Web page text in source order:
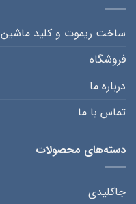
ساخت ریموت و کلید ماشین
فروشگاه
درباره ما
تماس با ما
دسته‌های محصولات
جاکلیدی